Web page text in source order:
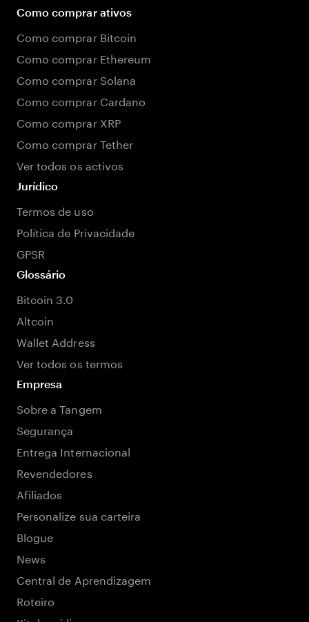
Como comprar ativos
Como comprar Bitcoin
Como comprar Ethereum
Como comprar Solana
Como comprar Cardano
Como comprar XRP
Como comprar Tether
Ver todos os activos
Jurídico
Termos de uso
Política de Privacidade
GPSR
Glossário
Bitcoin 3.0
Altcoin
Wallet Address
Ver todos os termos
Empresa
Sobre a Tangem
Segurança
Entrega Internacional
Revendedores
Afiliados
Personalize sua carteira
Blogue
News
Central de Aprendizagem
Roteiro